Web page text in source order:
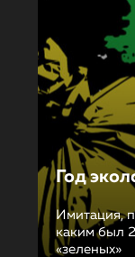
Год
Имитация,
каким был
«зеленых»